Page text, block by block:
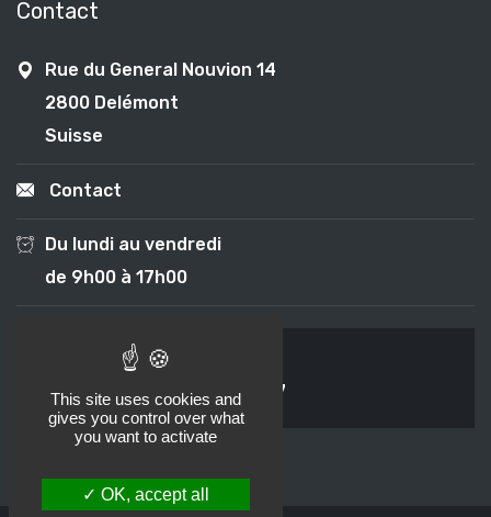
Contact
Rue du General Nouvion 14
2800 Delémont
Suisse
Contact
Du lundi au vendredi
de 9h00 à 17h00
Une question ?
+41 (0)79 371 5947
This site uses cookies and
gives you control over what
you want to activate
OK, accept all